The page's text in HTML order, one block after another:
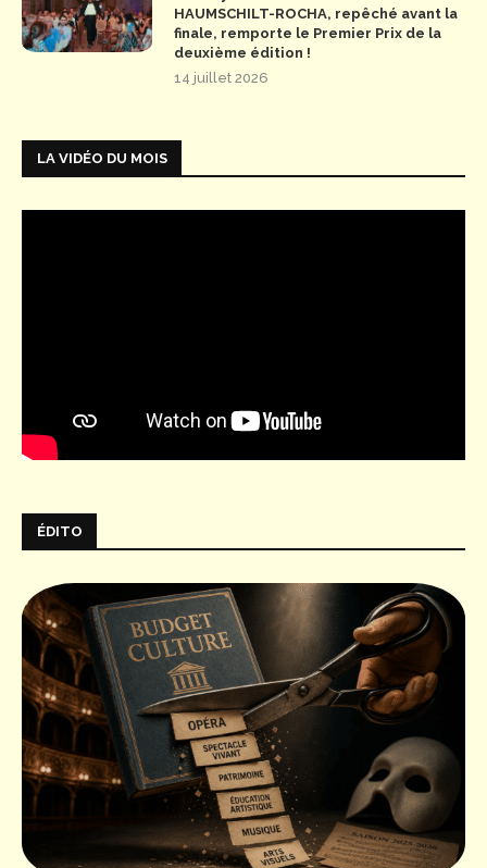
HAUMSCHILT-ROCHA, repêché avant la
finale, remporte le Premier Prix de la
deuxième édition !
14 juillet 2026
LA VIDÉO DU MOIS
ÉDITO